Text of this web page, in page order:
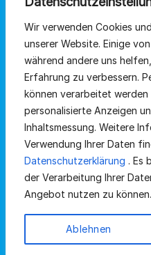
Wir verwenden Cookies
unserer Website. Einige
während andere uns
Erfahrung zu verbessern.
können verarbeitet werden
personalisierte Anzeigen
Inhaltsmessung. Weitere
Verwendung Ihrer Daten
Datenschutzerklärung . Es
der Verarbeitung Ihrer
Angebot nutzen zu können.
Ablehnen
QUICKLINKS
Home
Sortiment
Über uns
Kontakt